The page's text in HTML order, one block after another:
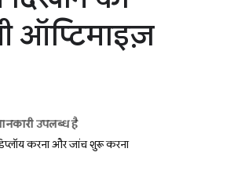
ऑप्टिमाइज़
उपलब्ध है
करना और जांच शुरू करना